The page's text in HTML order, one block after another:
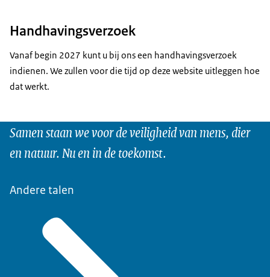
Handhavingsverzoek
Vanaf begin 2027 kunt u bij ons een handhavingsverzoek
indienen. We zullen voor die tijd op deze website uitleggen hoe
dat werkt.
Samen staan we voor de veiligheid van mens, dier
en natuur. Nu en in de toekomst.
Andere talen